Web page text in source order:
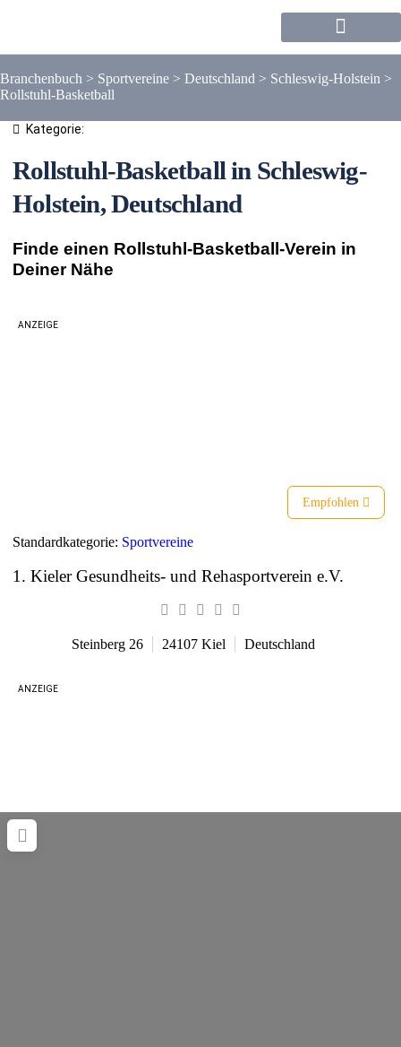
Branchenbuch > Sportvereine > Deutschland > Schleswig-Holstein >
Rollstuhl-Basketball
Kategorie:
Rollstuhl-Basketball in Schleswig-
Holstein, Deutschland
Finde einen Rollstuhl-Basketball-Verein in
Deiner Nähe
ANZEIGE
Empfohlen
Standardkategorie: Sportvereine
1. Kieler Gesundheits- und Rehasportverein e.V.
Steinberg 26 24107 Kiel Deutschland
ANZEIGE